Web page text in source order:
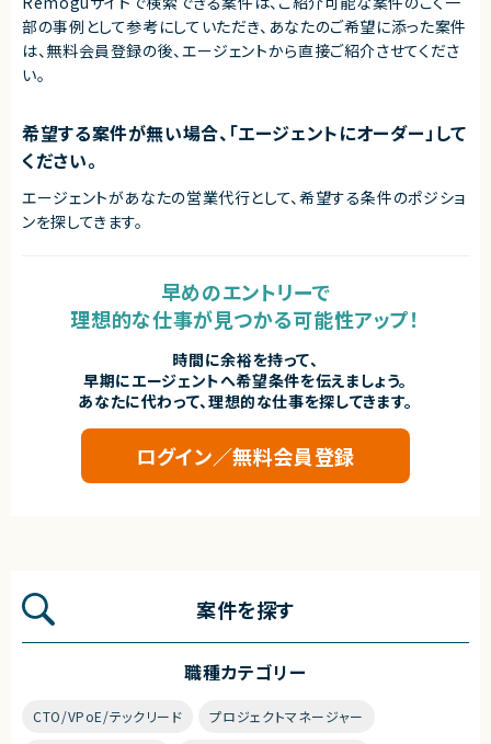
部の事例として参考にしていただき、 あなたのご希望に添った案件
は、無料会員登録の後、エージェントから直接ご紹介させてくださ
い。
希望する案件が無い場合、「エージェントにオーダー」して
ください。
エージェントがあなたの営業代行として、希望する条件のポジショ
ンを探してきます。
早めのエントリーで
理想的な仕事が見つかる可能性アップ！
時間に余裕を持って、
早期にエージェントへ希望条件を伝えましょう。
あなたに代わって、理想的な仕事を探してきます。
ログイン／無料会員登録
案件を探す
職種カテゴリー
CTO/VPoE/テックリード プロジェクトマネージャー